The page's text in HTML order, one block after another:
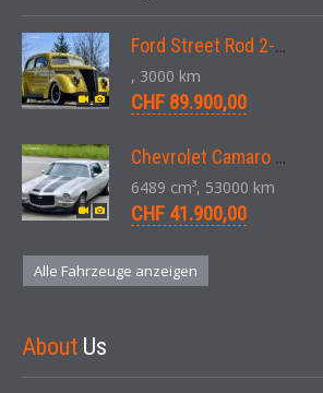
Ford Street Rod 2-Door V8 Aut. 1937
, 3000 km
CHF 89.900,00
Chevrolet Camaro SS 396 LS3 Coupe Aut. 1971
6489 cm³, 53000 km
CHF 41.900,00
Alle Fahrzeuge anzeigen
About Us